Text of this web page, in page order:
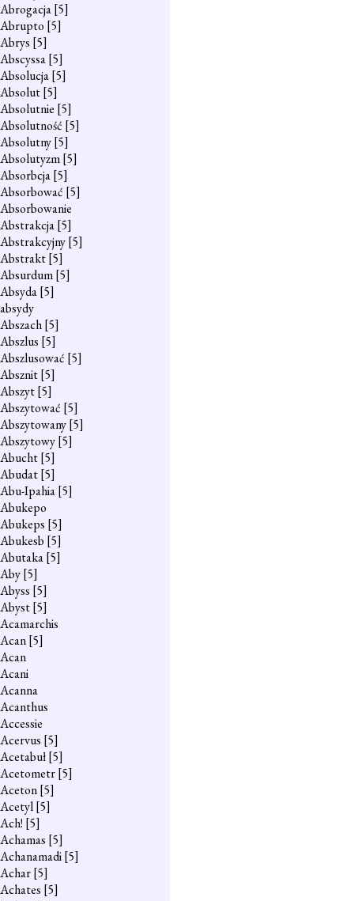
Abrogacja[5]
Abrupto [5]
Abrys [5]
Abscyssa[5]
Absolucja[5]
Absolut[5]
Absolutnie [5]
Absolutność [5]
Absolutny[5]
Absolutyzm[5]
Absorbcja[5]
Absorbować [5]
Absorbowanie
Abstrakcja[5]
Abstrakcyjny[5]
Abstrakt[5]
Absurdum[5]
Absyda[5]
absydy
Abszach[5]
Abszlus [5]
Abszlusować [5]
Absznit[5]
Abszyt[5]
Abszytować [5]
Abszytowany[5]
Abszytowy[5]
Abucht[5]
Abudat[5]
Abu-Ipahia[5]
Abukepo
Abukeps [5]
Abukesb [5]
Abutaka[5]
Aby[5]
Abyss [5]
Abyst[5]
Acamarchis
Acan[5]
Acan
Acani
Acanna
Acanthus
Accessie
Acervus [5]
Acetabuł[5]
Acetometr[5]
Aceton[5]
Acetyl[5]
Ach! [5]
Achamas [5]
Achanamadi[5]
Achar[5]
Achates [5]